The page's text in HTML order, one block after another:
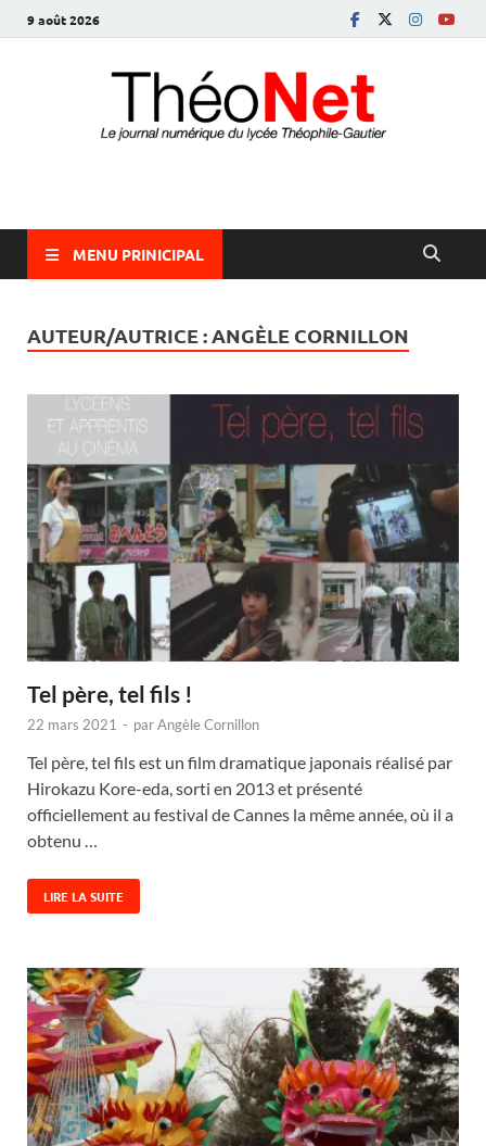
9 août 2026
ThéoNet
MENU PRINICIPAL
AUTEUR/AUTRICE : ANGÈLE CORNILLON
Tel père, tel fils !
22 mars 2021 - parAngèle Cornillon
Tel père, tel fils est un film dramatique japonais réalisé par
Hirokazu Kore-eda, sorti en 2013 et présenté
officiellement au festival de Cannes la même année, où il a
obtenu …
LIRE LA SUITE